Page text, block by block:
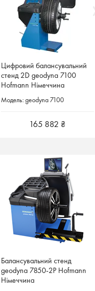
Цифровий балансувальний
стенд 2D geodyna 7100
Hofmann Німеччина
Модель: geodyna 7100
165 882 ₴
Цифровий балансувальний
стенд 2D geodyna 7100
Hofmann Німеччина
Модель: geodyna 7100
165 882 ₴
Балансувальний стенд
geodyna 7850-2P Hofmann
Німеччина
Балансувальний стенд
geodyna 7850-2P Hofmann
Німеччина